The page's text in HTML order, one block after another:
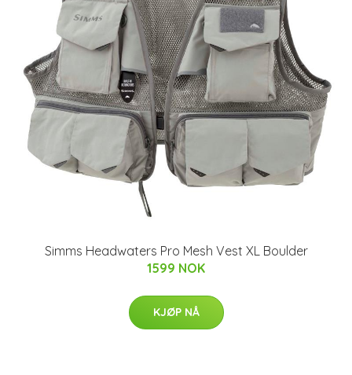
Simms Headwaters Pro Mesh Vest XL Boulder
1599 NOK
KJØP NÅ